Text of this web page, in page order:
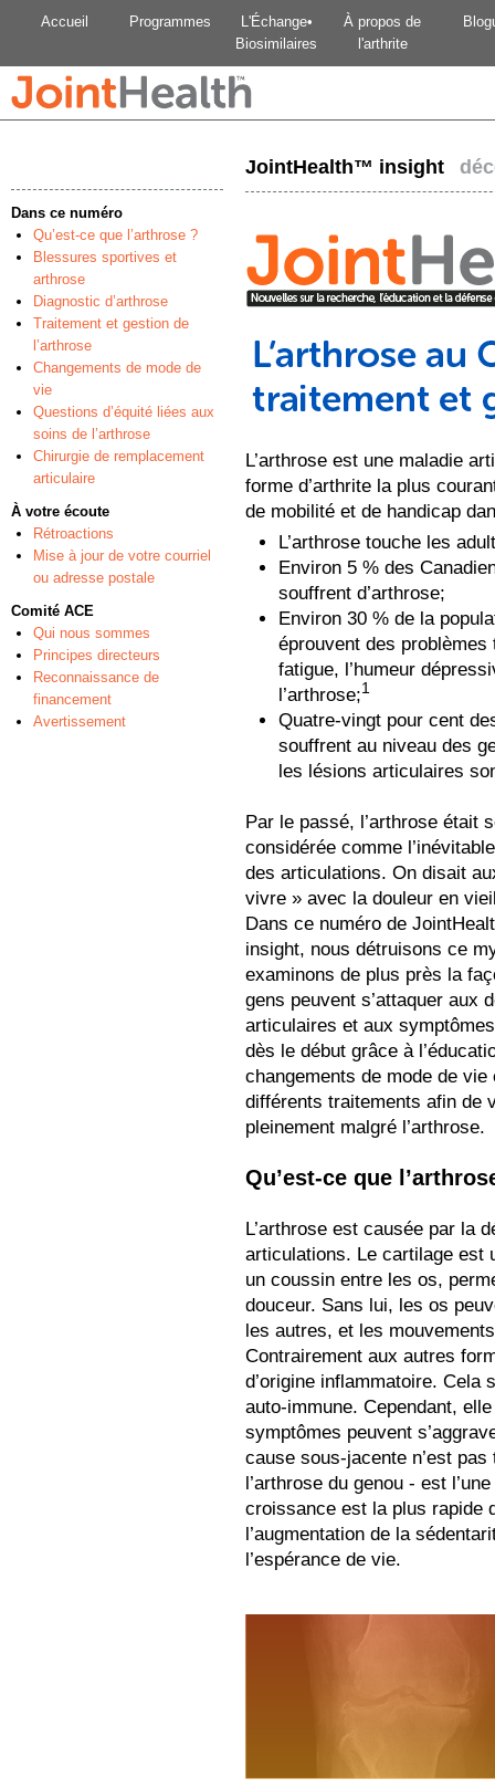
Accueil Programmes
L'Échange•
Biosimilaires
À propos de
l'arthrite
Dans ce numéro
Qu’est-ce que l’arthrose ?
Blessures sportives et
arthrose
Diagnostic d’arthrose
Traitement et gestion de
l’arthrose
Changements de mode de
vie
Questions d’équité liées aux
soins de l’arthrose
Chirurgie de remplacement
articulaire
À votre écoute
Rétroactions
Mise à jour de votre courriel
ou adresse postale
Comité ACE
Qui nous sommes
Principes directeurs
Reconnaissance de
financement
Avertissement
JointHealth™ insight
L’arthrose est une maladie
forme d’arthrite la plus
de mobilité et de handicap
L’arthrose touche les
Environ 5 % des
souffrent d’arthrose;
Environ 30 % de la
éprouvent des
fatigue, l’humeur
l’arthrose;1
Quatre-vingt pour cent
souffrent au niveau des
les lésions articulaires
Par le passé, l’arthrose était
considérée comme
des articulations. On disait
vivre » avec la douleur en
Dans ce numéro de
insight, nous détruisons ce
examinons de plus près la
gens peuvent s’attaquer aux
articulaires et aux
dès le début grâce à
changements de mode de vie
différents traitements afin de
pleinement malgré l’arthrose.
Qu’est-ce que
L’arthrose est causée par la
articulations. Le cartilage est
un coussin entre les os,
douceur. Sans lui, les os
les autres, et les
Contrairement aux autres
d’origine inflammatoire. Cela
auto-immune. Cependant,
symptômes peuvent
cause sous-jacente n’est
l’arthrose du genou - est
croissance est la plus rapide
l’augmentation de la
l’espérance de vie.